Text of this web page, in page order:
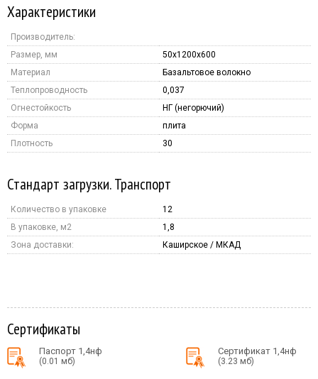
Характеристики
Производитель:
Размер, мм
50x1200x600
Материал
Базальтовое волокно
Теплопроводность
0,037
Огнестойкость
НГ (негорючий)
Форма
плита
Плотность
30
Стандарт загрузки. Транспорт
Количество в упаковке
12
В упаковке, м2
1,8
Зона доставки:
Каширское / МКАД
Сертификаты
Паспорт 1,4нф
(0.01 мб)
Сертификат 1,4нф
(3.23 мб)